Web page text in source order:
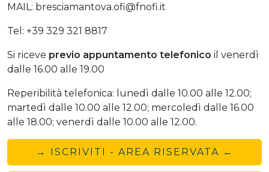
MAIL: bresciamantova.ofi@fnofi.it
Tel: +39 329 321 8817
Si riceve previo appuntamento telefonico il venerdì
dalle 16.00 alle 19.00
Reperibilità telefonica: lunedì dalle 10.00 alle 12.00;
martedì dalle 10.00 alle 12.00; mercoledì dalle 16.00
alle 18.00; venerdì dalle 10.00 alle 12.00.
→ ISCRIVITI - AREA RISERVATA ←